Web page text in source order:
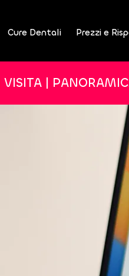
Cure Dentali Prezzi e
VISITA |